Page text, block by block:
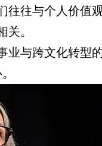
往与个人价值
。
业与跨文化转型